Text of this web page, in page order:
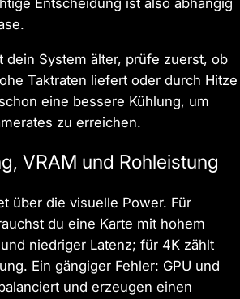
Entscheidung ist also abhängig
dein System älter, prüfe zuerst, ob
Taktraten liefert oder durch Hitze
eine bessere Kühlung, um
zu erreichen.
VRAM und Rohleistung
über die visuelle Power. Für
du eine Karte mit hohem
niedriger Latenz; für 4K zählt
Ein gängiger Fehler: GPU und
und erzeugen einen